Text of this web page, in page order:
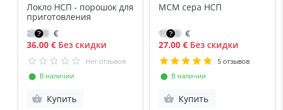
Локло НСП - порошок для
приготовления
25.90 €
36.00 €Без скидки
Нет отзывов
⬤ В наличии
Купить
МСМ сера НСП
19.30 €
27.00 € Без скидки
5 отзывов
⬤ В наличии
Купить